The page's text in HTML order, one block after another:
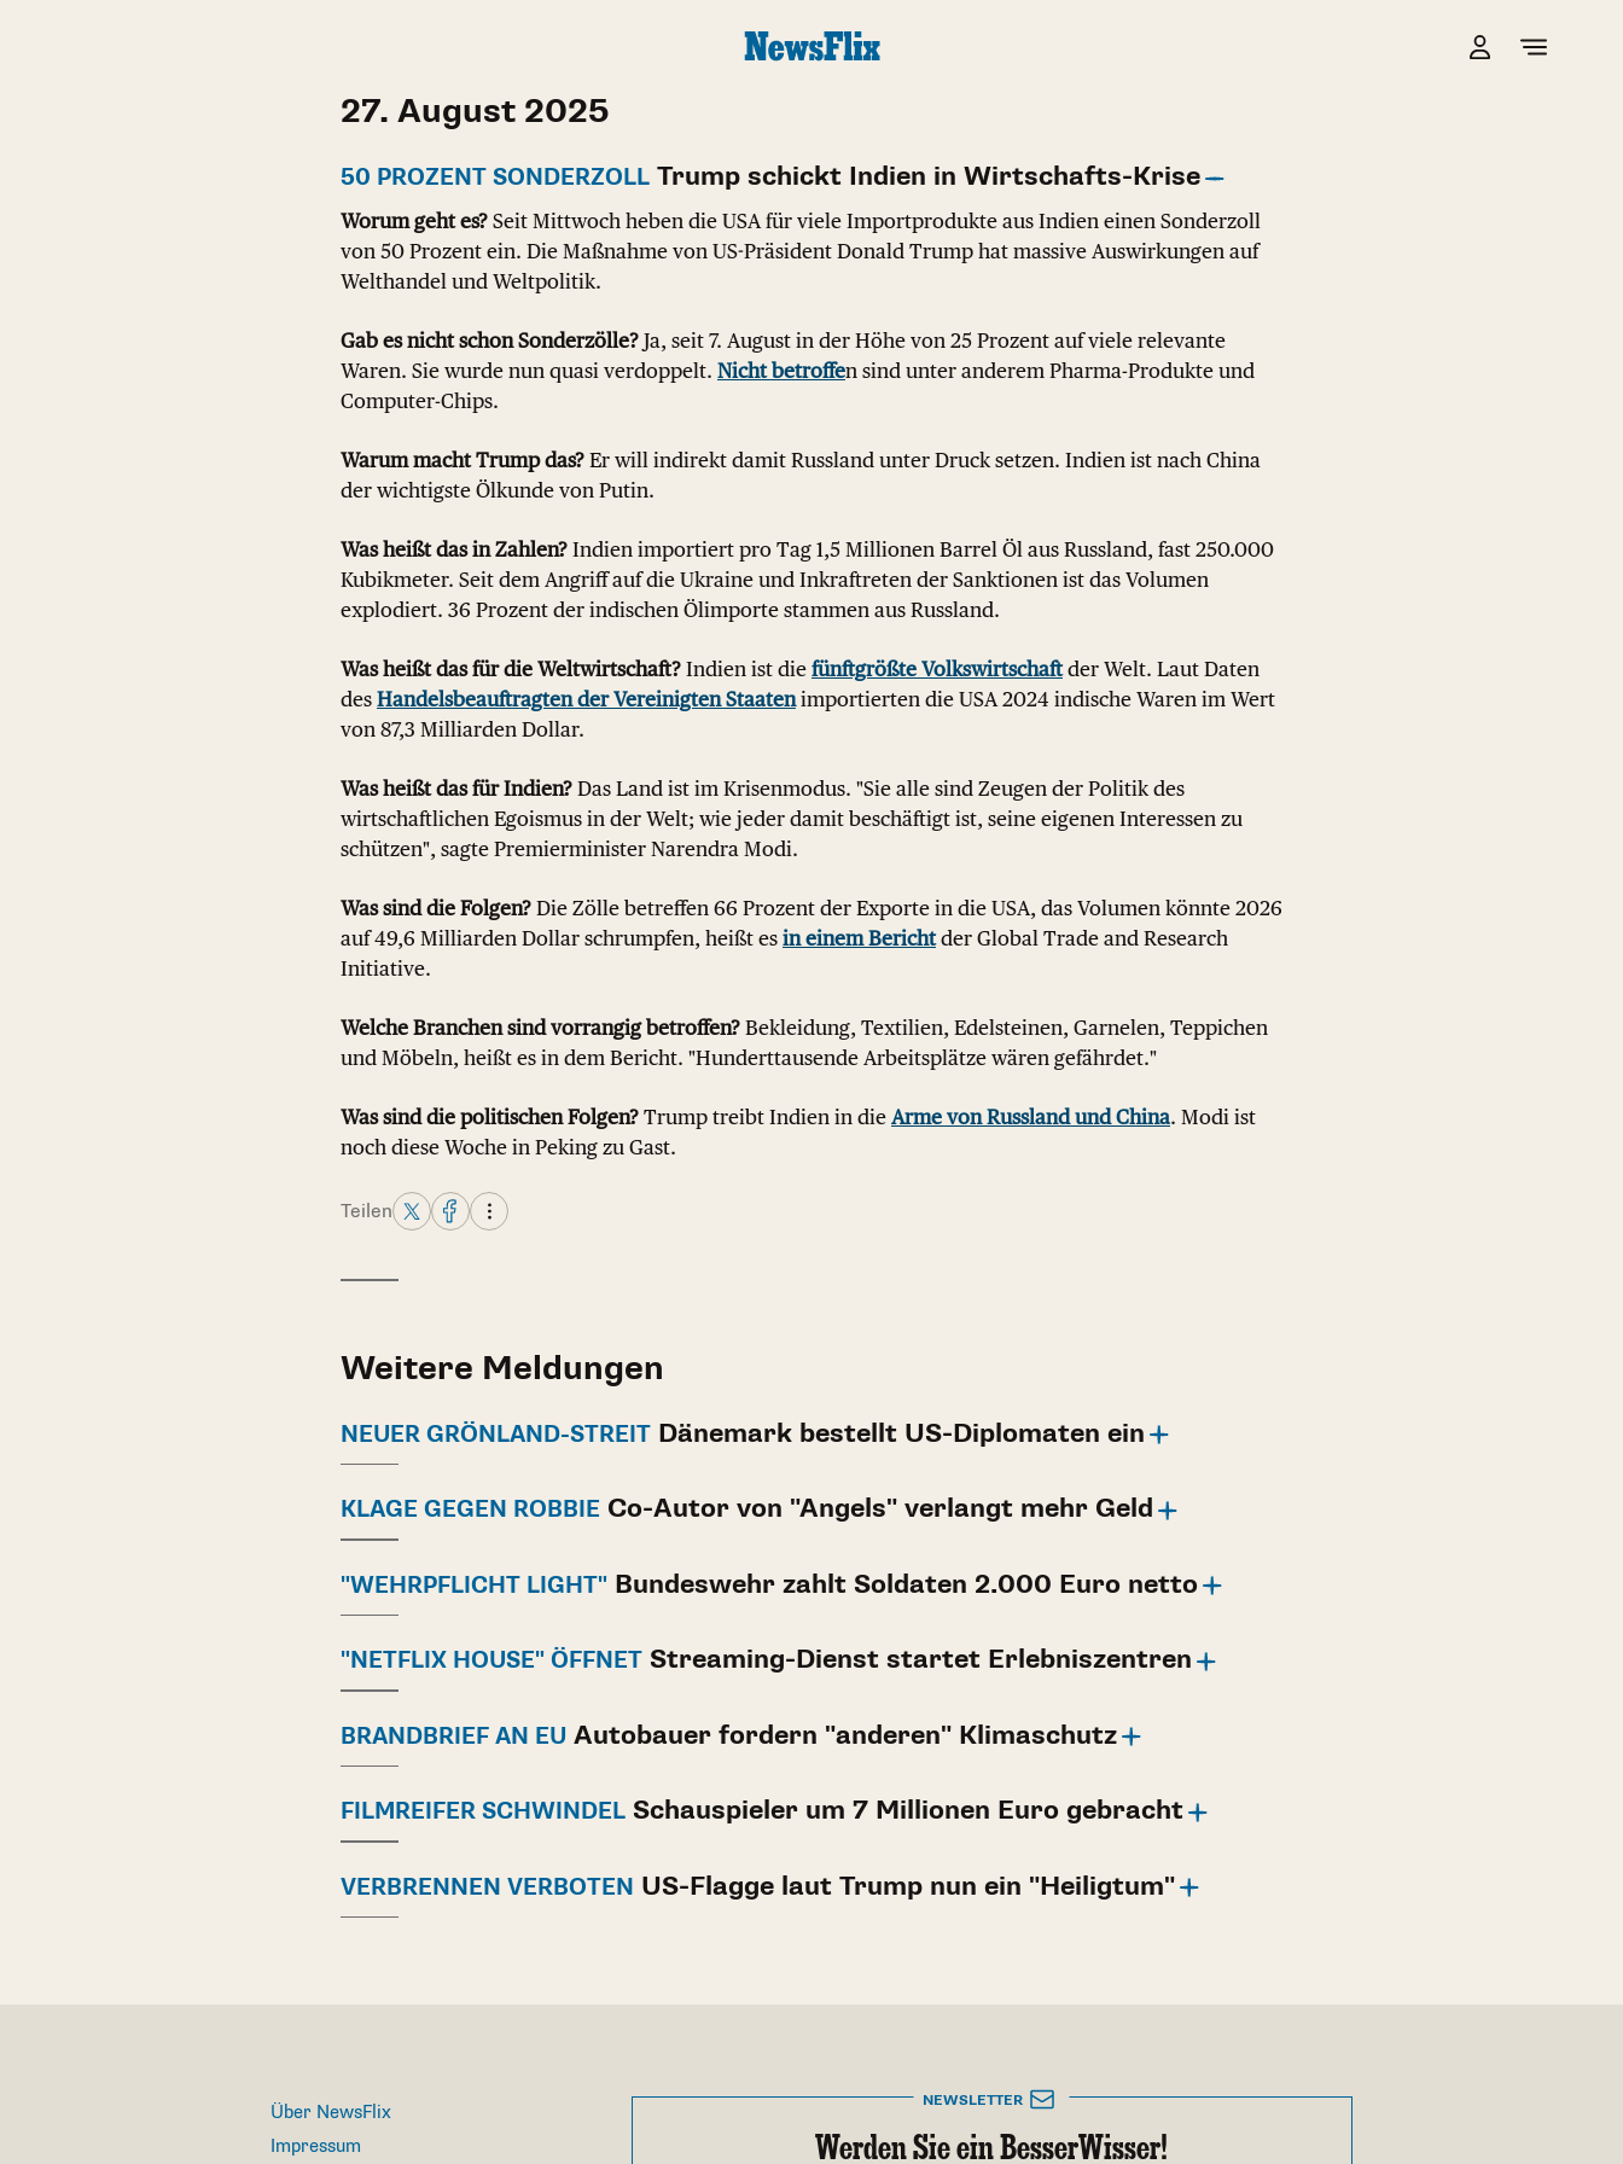
27. August 2025
50 PROZENT SONDERZOLL Trump schickt Indien in Wirtschafts-Krise
Worum geht es? Seit Mittwoch heben die USA für viele Importprodukte aus Indien einen Sonderzoll
von 50 Prozent ein. Die Maßnahme von US-Präsident Donald Trump hat massive Auswirkungen auf
Welthandel und Weltpolitik.
Gab es nicht schon Sonderzölle? Ja, seit 7. August in der Höhe von 25 Prozent auf viele relevante
Waren. Sie wurde nun quasi verdoppelt. Nicht betroffen sind unter anderem Pharma-Produkte und
Computer-Chips.
Warum macht Trump das? Er will indirekt damit Russland unter Druck setzen. Indien ist nach China
der wichtigste Ölkunde von Putin.
Was heißt das in Zahlen? Indien importiert pro Tag 1,5 Millionen Barrel Öl aus Russland, fast 250.000
Kubikmeter. Seit dem Angriff auf die Ukraine und Inkraftreten der Sanktionen ist das Volumen
explodiert. 36 Prozent der indischen Ölimporte stammen aus Russland.
Was heißt das für die Weltwirtschaft? Indien ist die fünftgrößte Volkswirtschaftder Welt. Laut Daten
des Handelsbeauftragten der Vereinigten Staatenimportierten die USA 2024 indische Waren im Wert
von 87,3 Milliarden Dollar.
Was heißt das für Indien? Das Land ist im Krisenmodus. "Sie alle sind Zeugen der Politik des
wirtschaftlichen Egoismus in der Welt; wie jeder damit beschäftigt ist, seine eigenen Interessen zu
schützen", sagte Premierminister Narendra Modi.
Was sind die Folgen? Die Zölle betreffen 66 Prozent der Exporte in die USA, das Volumen könnte 2026
auf 49,6 Milliarden Dollar schrumpfen, heißt es in einem Berichtder Global Trade and Research
Initiative.
Welche Branchen sind vorrangig betroffen? Bekleidung, Textilien, Edelsteinen, Garnelen, Teppichen
und Möbeln, heißt es in dem Bericht. "Hunderttausende Arbeitsplätze wären gefährdet."
Was sind die politischen Folgen? Trump treibt Indien in die Arme von Russland und China. Modi ist
noch diese Woche in Peking zu Gast.
Teilen
Weitere Meldungen
NEUER GRÖNLAND-STREIT Dänemark bestellt US-Diplomaten ein
KLAGE GEGEN ROBBIE Co-Autor von "Angels" verlangt mehr Geld
"WEHRPFLICHT LIGHT" Bundeswehr zahlt Soldaten 2.000 Euro netto
"NETFLIX HOUSE" ÖFFNET Streaming-Dienst startet Erlebniszentren
BRANDBRIEF AN EU Autobauer fordern "anderen" Klimaschutz
FILMREIFER SCHWINDEL Schauspieler um 7 Millionen Euro gebracht
VERBRENNEN VERBOTEN US-Flagge laut Trump nun ein "Heiligtum"
Über NewsFlix
Impressum
NEWSLETTER
Werden Sie ein BesserWisser!